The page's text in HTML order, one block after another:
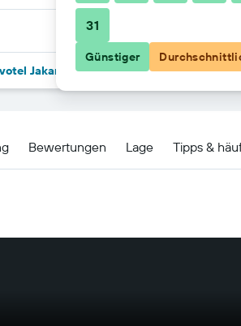
Jakarta Gajah Mada Angebote
Bewertungen Lage Tipps &
31
Günstiger